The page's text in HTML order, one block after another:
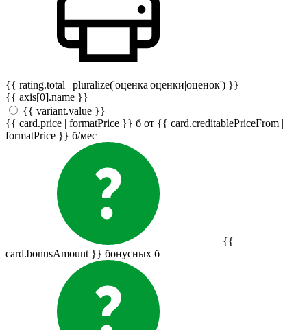
{{ rating.total | pluralize('оценка|оценки|оценок') }}
{{ axis[0].name }}
{{ variant.value }}
{{ card.price | formatPrice }} б от {{ card.creditablePriceFrom |
formatPrice }} б/мес
+ {{
card.bonusAmount }} бонусных б